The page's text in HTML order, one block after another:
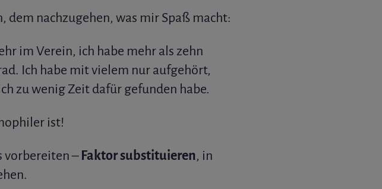
dem nachzugehen, was mir Spaß macht:
im Verein, ich habe mehr als zehn
Ich habe mit vielem nur aufgehört,
zu wenig Zeit dafür gefunden habe.
ist!
vorbereiten – Faktor substituieren, in